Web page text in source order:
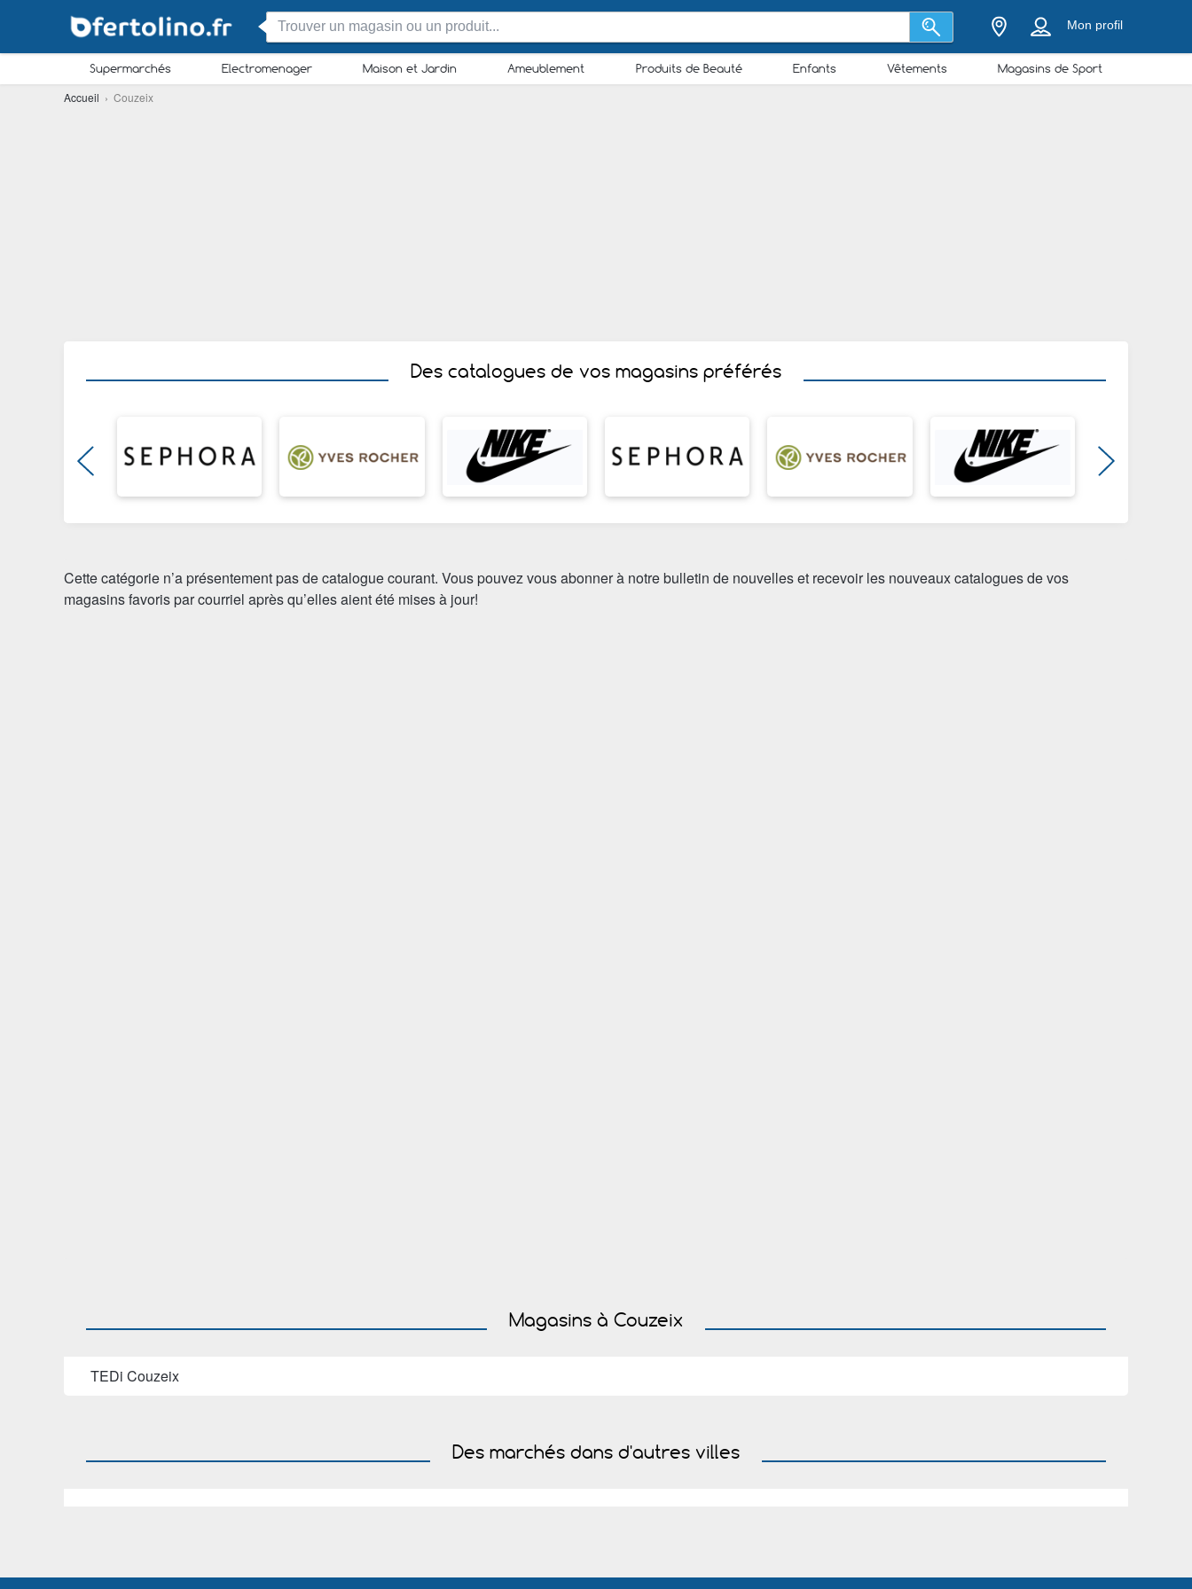
Mon profil
Supermarchés Electromenager Maison et Jardin Ameublement Produits de Beauté Enfants Vêtements Magasins de Sport
Accueil › Couzeix
Des catalogues de vos magasins préférés
Cette catégorie n’a présentement pas de catalogue courant. Vous pouvez vous abonner à notre bulletin de nouvelles et recevoir les nouveaux catalogues de vos
magasins favoris par courriel après qu’elles aient été mises à jour!
Magasins à Couzeix
TEDi Couzeix
Des marchés dans d'autres villes